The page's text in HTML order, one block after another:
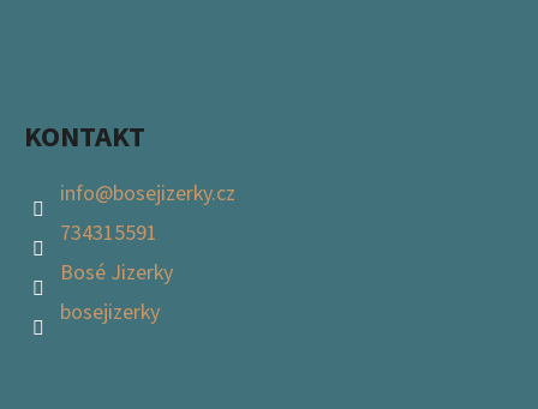
KONTAKT
info@bosejizerky.cz
734315591
Bosé Jizerky
bosejizerky